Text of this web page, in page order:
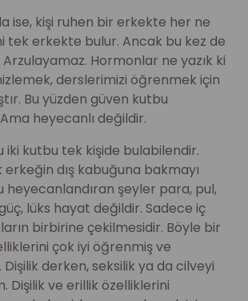
ise, kişi ruhen bir erkekte her ne
tek erkekte bulur. Ancak bu kez de
Hormonlar ne yazık ki
derslerimizi öğrenmek için
Bu yüzden güven kutbu
Ama heyecanlı değildir.
iki kutbu tek kişide bulabilendir.
erkeğin dış kabuğuna bakmayı
heyecanlandıran şeyler para, pul,
lüks hayat değildir. Sadece iç
birbirine çekilmesidir. Böyle bir
çok iyi öğrenmiş ve
derken, seksilik ya da cilveyi
Dişilik ve erillik özelliklerini